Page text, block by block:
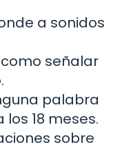
a sonidos
señalar
palabra
18 meses.
sobre